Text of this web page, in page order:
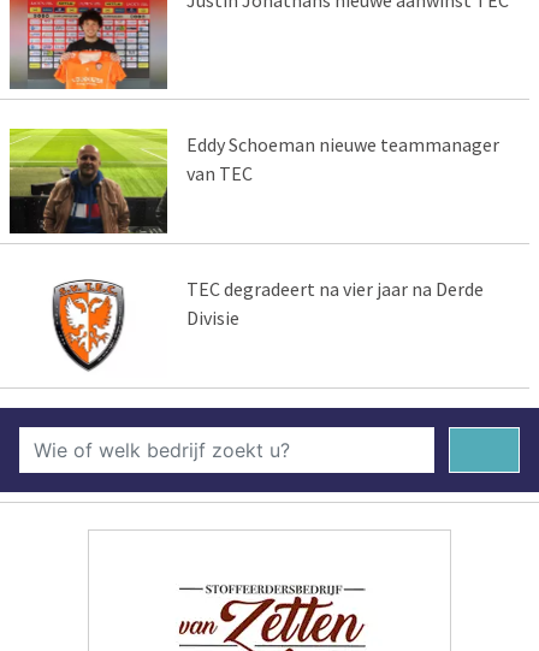
Eddy Schoeman nieuwe teammanager
van TEC
TEC degradeert na vier jaar na Derde
Divisie